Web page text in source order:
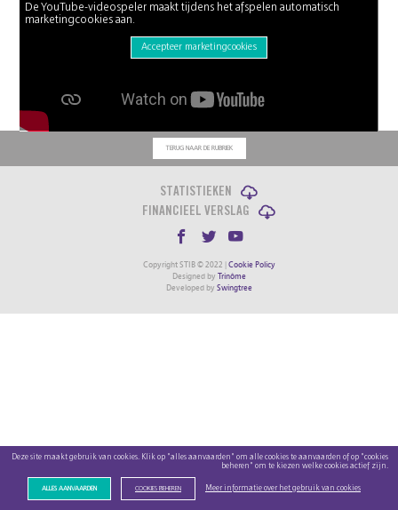
De YouTube-videospeler maakt tijdens het afspelen automatisch
marketingcookies aan.
Accepteer marketingcookies
TERUG NAAR DE RUBRIEK
STATISTIEKEN
FINANCIEEL VERSLAG
Copyright STIB © 2022 | Cookie Policy
Designed by Trinôme
Developed by Swingtree
Deze site maakt gebruik van cookies. Klik op "alles aanvaarden" om alle cookies te aanvaarden of op "cookies
beheren" om te kiezen welke cookies actief zijn.
ALLES AANVAARDEN COOKIES BEHEREN Meer informatie over het gebruik van cookies